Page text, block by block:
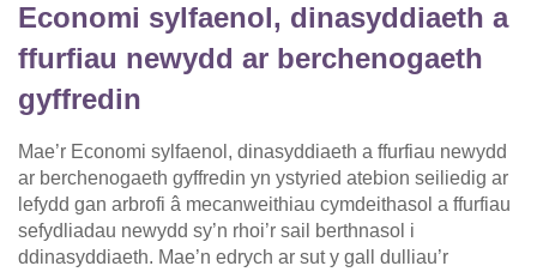
Economi sylfaenol, dinasyddiaeth a
ffurfiau newydd ar berchenogaeth
gyffredin
Mae’r Economi sylfaenol, dinasyddiaeth a ffurfiau newydd
ar berchenogaeth gyffredin yn ystyried atebion seiliedig ar
lefydd gan arbrofi â mecanweithiau cymdeithasol a ffurfiau
sefydliadau newydd sy’n rhoi’r sail berthnasol i
ddinasyddiaeth. Mae’n edrych ar sut y gall dulliau’r